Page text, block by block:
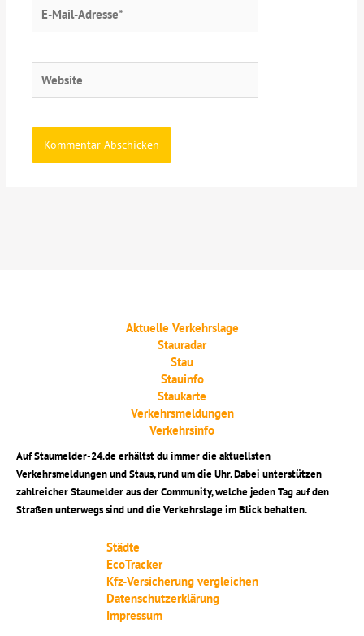
Mail-
Aktuelle Verkehrslage
Stauradar
Stau
Stauinfo
Staukarte
Verkehrsmeldungen
Verkehrsinfo
Auf Staumelder-24.de erhältst du immer die aktuellsten
Verkehrsmeldungen und Staus, rund um die Uhr. Dabei unterstützen
zahlreicher Staumelder aus der Community, welche jeden Tag auf den
Straßen unterwegs sind und die Verkehrslage im Blick behalten.
Städte
EcoTracker
Kfz-Versicherung vergleichen
Datenschutzerklärung
Impressum